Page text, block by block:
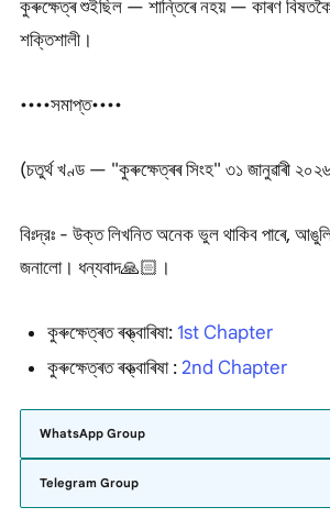
কুৰুক্ষেত্ৰ শুইছিল — শান্তিৰে নহয় — কাৰণ
শক্তিশালী।
••••সমাপ্ত••••
(চতুৰ্থ খণ্ড — "কুৰুক্ষেত্ৰৰ সিংহ" ৩১ জানুৱাৰী
বিঃদ্রঃ - উক্ত লিখনিত অনেক ভুল থাকিব পাৰে,
জনালো। ধন্যবাদ🙏🏻।
কুৰুক্ষেত্ৰত ৰক্ত্বাৰিষা:1st Chapter
কুৰুক্ষেত্ৰত ৰক্ত্বাৰিষা :2nd Chapter
WhatsApp Group
Telegram Group